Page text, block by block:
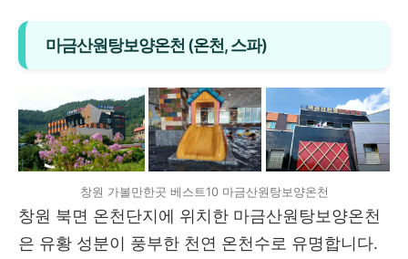
마금산원탕보양온천 (온천, 스파)
창원 가볼만한곳 베스트10 마금산원탕보양온천
창원 북면 온천단지에 위치한 마금산원탕보양온천
은 유황 성분이 풍부한 천연 온천수로 유명합니다.